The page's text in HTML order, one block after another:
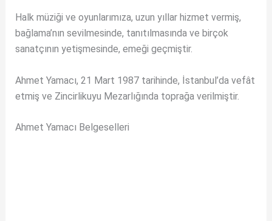
Halk müziği ve oyunlarımıza, uzun yıllar hizmet vermiş,
bağlama’nın sevilmesinde, tanıtılmasında ve birçok
sanatçının yetişmesinde, emeği geçmiştir.
Ahmet Yamacı, 21 Mart 1987 tarihinde, İstanbul’da vefât
etmiş ve Zincirlikuyu Mezarlığında toprağa verilmiştir.
Ahmet Yamacı Belgeselleri